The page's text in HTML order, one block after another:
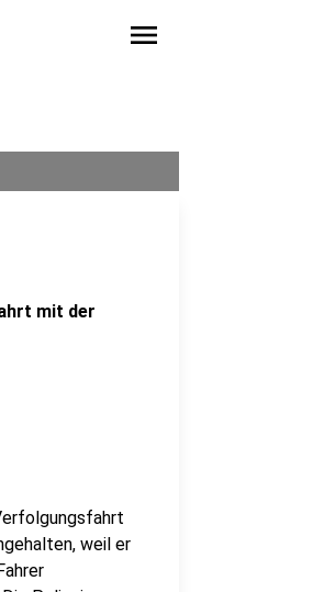
menu
mit der
weil er